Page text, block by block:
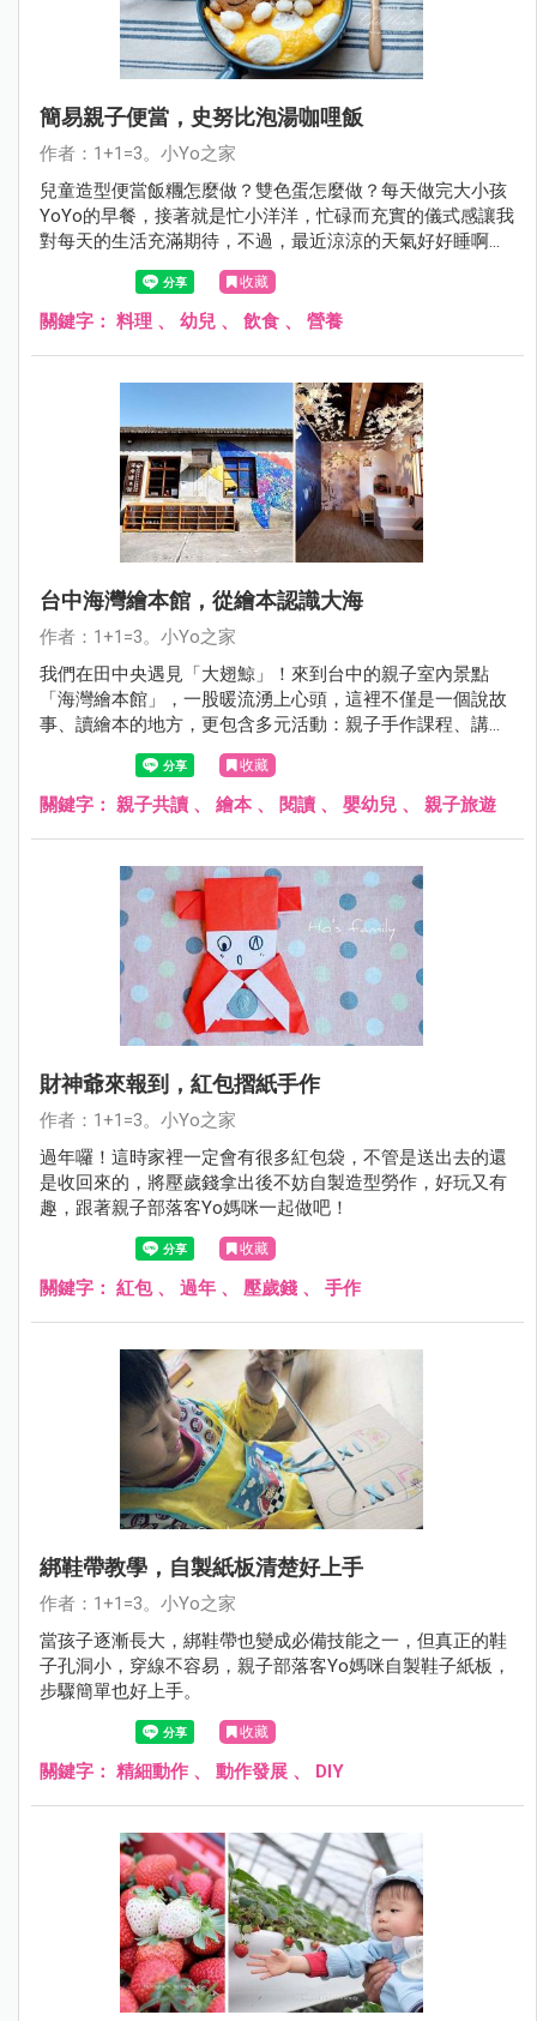
簡易親子便當，史努比泡湯咖哩飯
作者：1+1=3。小Yo之家
兒童造型便當飯糰怎麼做？雙色蛋怎麼做？每天做完大小孩
YoYo的早餐，接著就是忙小洋洋，忙碌而充實的儀式感讓我
對每天的生活充滿期待，不過，最近涼涼的天氣好好睡啊，
那就來個「一起睡」早餐「史努比泡湯咖哩飯」吧！
收藏
關鍵字： 料理 、 幼兒 、 飲食 、 營養
台中海灣繪本館，從繪本認識大海
作者：1+1=3。小Yo之家
我們在田中央遇見「大翅鯨」！來到台中的親子室內景點
「海灣繪本館」，一股暖流湧上心頭，這裡不僅是一個說故
事、讀繪本的地方，更包含多元活動：親子手作課程、講
座、公益活動，海灣繪本館讓爸媽與孩子的心靠得更近，用
不同角度的視野創造屬於自己的故事！
收藏
關鍵字： 親子共讀 、 繪本、 閱讀 、 嬰幼兒 、 親子旅遊
財神爺來報到，紅包摺紙手作
作者：1+1=3。小Yo之家
過年囉！這時家裡一定會有很多紅包袋，不管是送出去的還
是收回來的，將壓歲錢拿出後不妨自製造型勞作，好玩又有
趣，跟著親子部落客Yo媽咪一起做吧！
收藏
關鍵字： 紅包、 過年 、 壓歲錢 、 手作
綁鞋帶教學，自製紙板清楚好上手
作者：1+1=3。小Yo之家
當孩子逐漸長大，綁鞋帶也變成必備技能之一，但真正的鞋
子孔洞小，穿線不容易，親子部落客Yo媽咪自製鞋子紙板，
步驟簡單也好上手。
收藏
關鍵字： 精細動作 、 動作發展 、 DIY